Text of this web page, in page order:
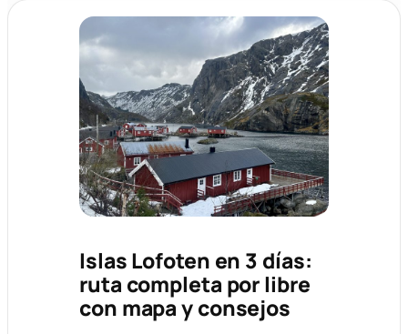
Islas Lofoten en 3 días:
ruta completa por libre
con mapa y consejos